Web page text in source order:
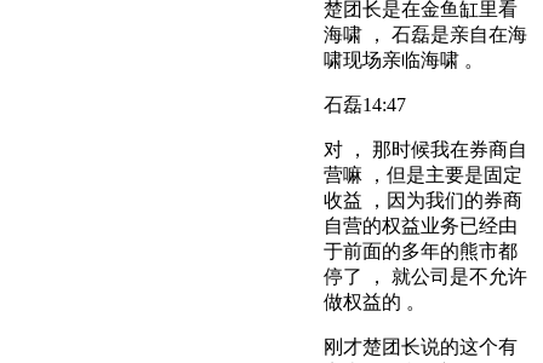
楚团长是在金鱼缸里看
海啸 ， 石磊是亲自在海
啸现场亲临海啸 。
石磊14:47
对 ， 那时候我在券商自
营嘛 ，但是主要是固定
收益 ，因为我们的券商
自营的权益业务已经由
于前面的多年的熊市都
停了 ， 就公司是不允许
做权益的 。
刚才楚团长说的这个有